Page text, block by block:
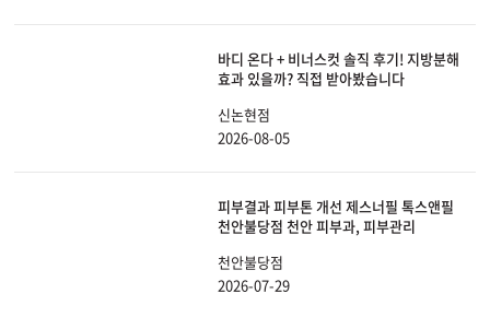
바디 온다 + 비너스컷 솔직 후기! 지방분해
효과 있을까? 직접 받아봤습니다
신논현점
2026-08-05
피부결과 피부톤 개선 제스너필 톡스앤필
천안불당점 천안 피부과, 피부관리
천안불당점
2026-07-29